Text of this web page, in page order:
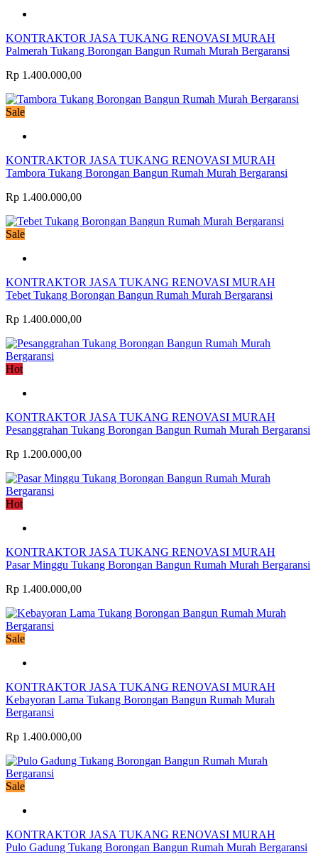
KONTRAKTOR JASA TUKANG RENOVASI MURAH
Palmerah Tukang Borongan Bangun Rumah Murah Bergaransi
Rp 1.400.000,00
Sale
KONTRAKTOR JASA TUKANG RENOVASI MURAH
Tambora Tukang Borongan Bangun Rumah Murah Bergaransi
Rp 1.400.000,00
Sale
KONTRAKTOR JASA TUKANG RENOVASI MURAH
Tebet Tukang Borongan Bangun Rumah Murah Bergaransi
Rp 1.400.000,00
Hot
KONTRAKTOR JASA TUKANG RENOVASI MURAH
Pesanggrahan Tukang Borongan Bangun Rumah Murah Bergaransi
Rp 1.200.000,00
Hot
KONTRAKTOR JASA TUKANG RENOVASI MURAH
Pasar Minggu Tukang Borongan Bangun Rumah Murah Bergaransi
Rp 1.400.000,00
Sale
KONTRAKTOR JASA TUKANG RENOVASI MURAH
Kebayoran Lama Tukang Borongan Bangun Rumah Murah
Bergaransi
Rp 1.400.000,00
Sale
KONTRAKTOR JASA TUKANG RENOVASI MURAH
Pulo Gadung Tukang Borongan Bangun Rumah Murah Bergaransi